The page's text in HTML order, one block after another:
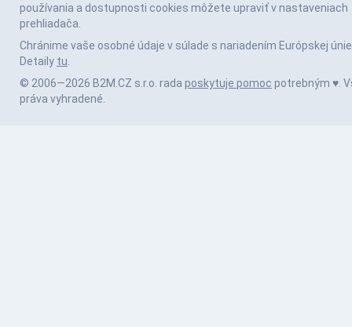
používania a dostupnosti cookies môžete upraviť v nastaveniach
prehliadača.
Chránime vaše osobné údaje v súlade s nariadením Európskej únie
Detaily tu.
© 2006—2026 B2M.CZ s.r.o. rada poskytuje pomoc potrebným ♥️.
práva vyhradené.